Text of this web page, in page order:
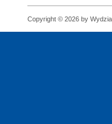
Copyright © 2026 by